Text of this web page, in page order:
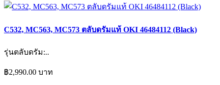
C532, MC563, MC573 ตลับดรัมแท้ OKI 46484112 (Black)
รุ่นตลับดรัม:..
฿2,990.00 บาท